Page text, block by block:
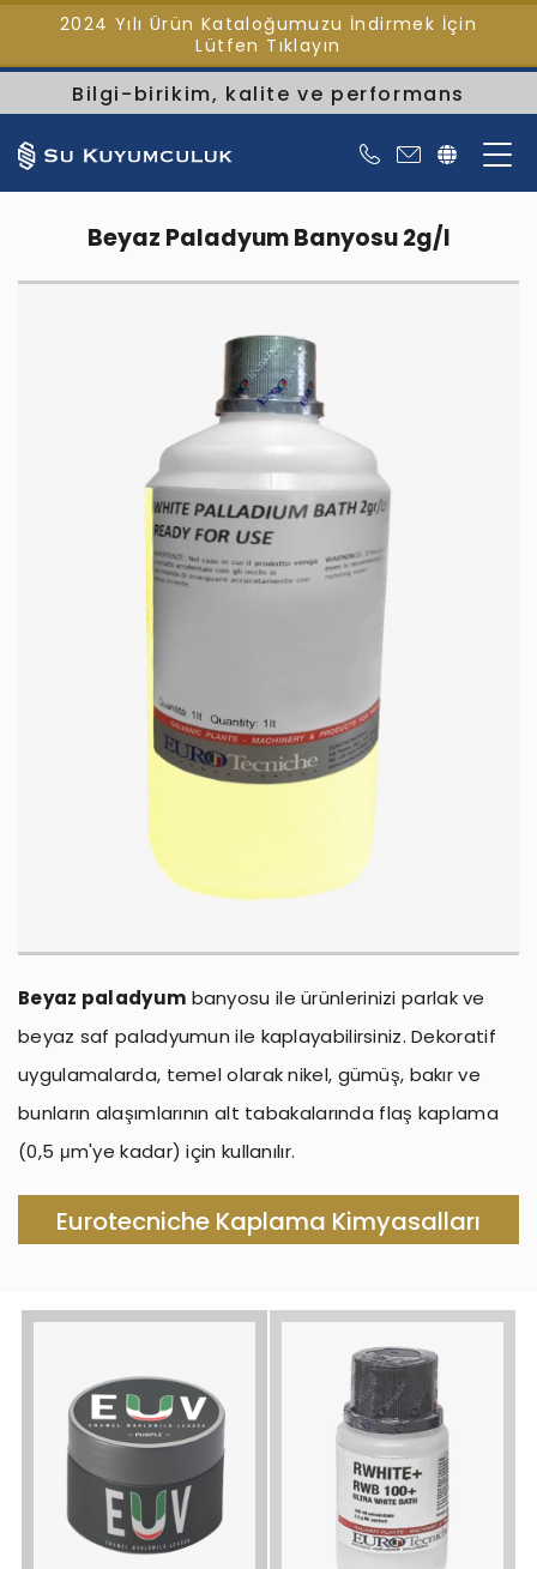
2024 Yılı Ürün Kataloğumuzu İndirmek İçin
Lütfen Tıklayın
Bilgi-birikim, kalite ve performans
Beyaz Paladyum Banyosu 2g/l
Beyaz paladyum banyosu ile ürünlerinizi parlak ve
beyaz saf paladyumun ile kaplayabilirsiniz. Dekoratif
uygulamalarda, temel olarak nikel, gümüş, bakır ve
bunların alaşımlarının alt tabakalarında flaş kaplama
(0,5 μm'ye kadar) için kullanılır.
Eurotecniche Kaplama Kimyasalları